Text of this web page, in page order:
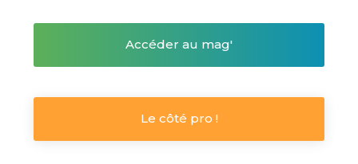
Accéder au mag'
Le côté pro !